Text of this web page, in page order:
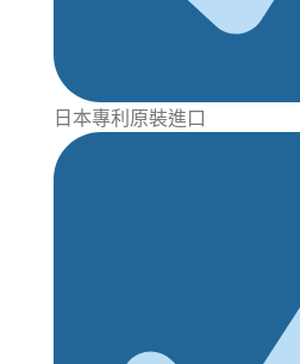
日本專利原裝進口